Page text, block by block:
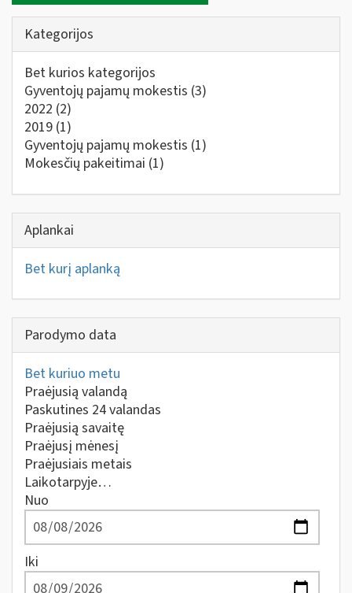
Kategorijos
Bet kurios kategorijos
Gyventojų pajamų mokestis (3)
2022 (2)
2019 (1)
Gyventojų pajamų mokestis (1)
Mokesčių pakeitimai (1)
Aplankai
Bet kurį aplanką
Parodymo data
Bet kuriuo metu
Praėjusią valandą
Paskutines 24 valandas
Praėjusią savaitę
Praėjusį mėnesį
Praėjusiais metais
Laikotarpyje…
Nuo
Iki